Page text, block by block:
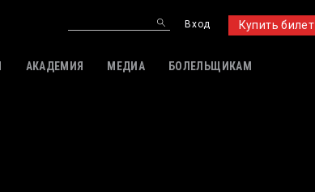
Купить билет
Вход
АКАДЕМИЯ МЕДИА БОЛЕЛЬЩИКАМ